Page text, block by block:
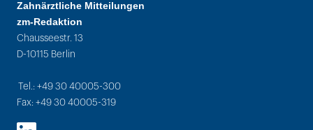
Zahnärztliche Mitteilungen
zm-Redaktion
Chausseestr. 13
D-10115 Berlin
Tel.: +49 30 40005-300
Fax: +49 30 40005-319